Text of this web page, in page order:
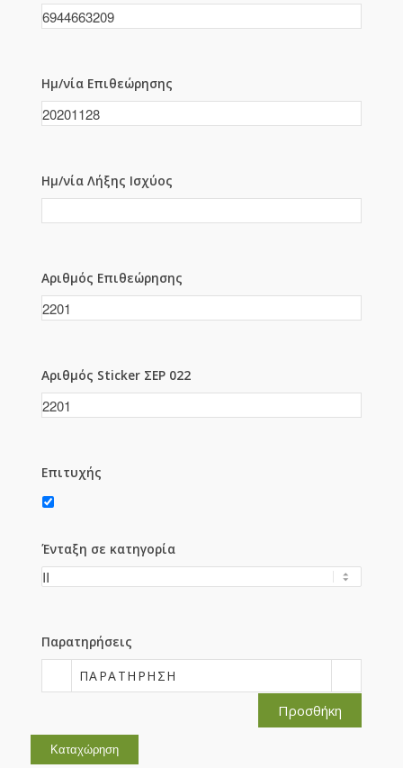
Ημ/νία Επιθεώρησης
Ημ/νία Λήξης Ισχύος
Αριθμός Επιθεώρησης
Αριθμός Sticker ΣΕΡ 022
Επιτυχής
Ένταξη σε κατηγορία
Παρατηρήσεις
ΠΑΡΑΤΉΡΗΣΗ
Προσθήκη